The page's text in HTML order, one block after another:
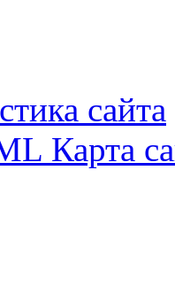
сайта
Карта